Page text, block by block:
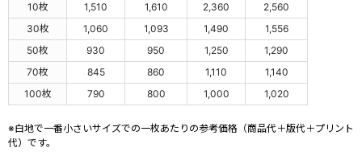
10枚
1,510 1,610 2,360
2,560
30枚
1,060 1,093 1,490
1,556
50枚
930 950 1,250
1,290
70枚
845 860 1,110
1,140
100枚
790 800 1,000 1,020
※白地で一番小さいサイズでの一枚あたりの参考価格（商品代＋版代＋プリント
代）です。